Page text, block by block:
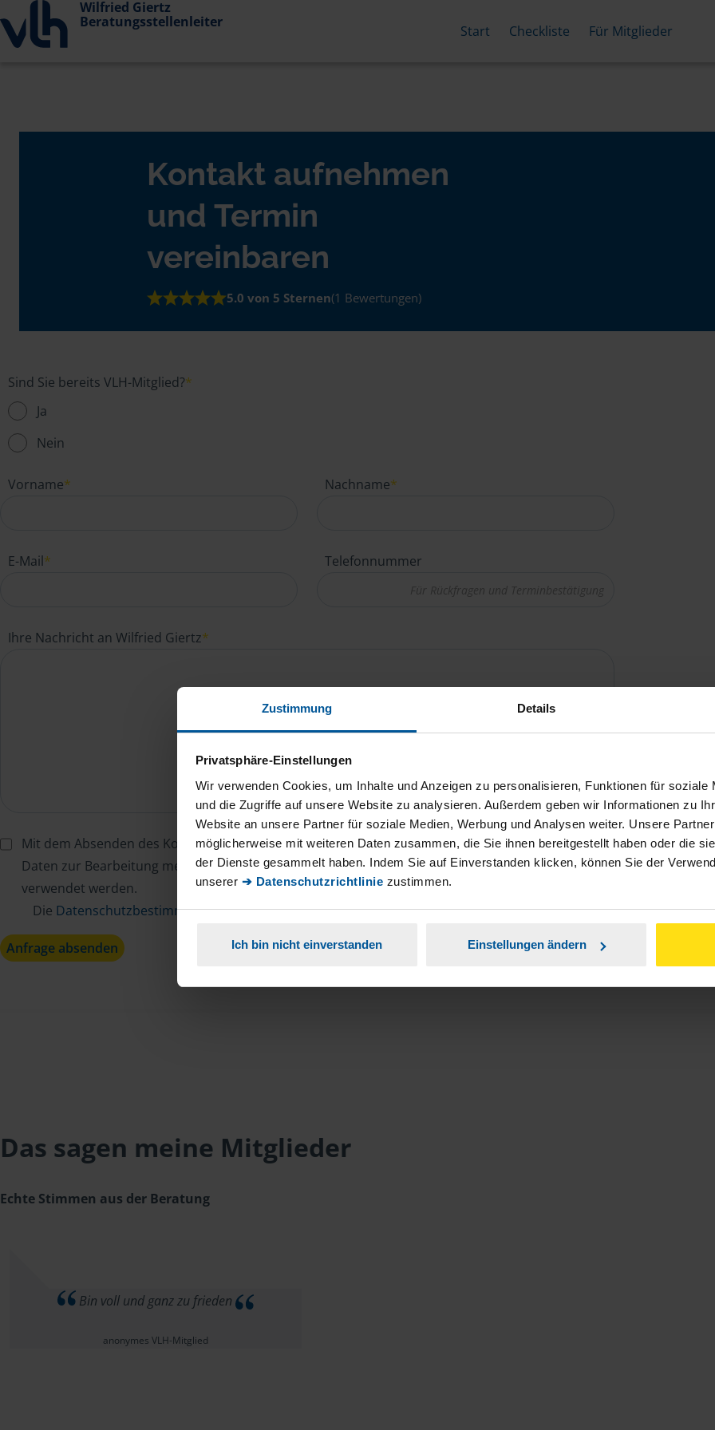
Zustimmung Details
Privatsphäre-Einstellungen
Wir verwenden Cookies, um Inhalte und Anzeigen zu personalisieren, Funktionen für soziale
und die Zugriffe auf unsere Website zu analysieren. Außerdem geben wir Informationen zu
Website an unsere Partner für soziale Medien, Werbung und Analysen weiter. Unsere
möglicherweise mit weiteren Daten zusammen, die Sie ihnen bereitgestellt haben oder die
der Dienste gesammelt haben. Indem Sie auf Einverstanden klicken, können Sie der
unserer ➔ Datenschutzrichtlinie zustimmen.
Ich bin nicht einverstanden Einstellungen ändern
Wilfried Giertz
Beratungsstellenleiter
Start Checkliste Für Mitglieder
Kontakt aufnehmen
und Termin
vereinbaren
5.0 von 5 Sternen(1 Bewertungen)
Sind Sie bereits VLH-Mitglied?*
Ja
Nein
Vorname* Nachname*
E-Mail* Telefonnummer
Ihre Nachricht an Wilfried Giertz*
Mit dem Absenden des Kontaktformulars erkläre ich mich damit einverstanden, dass meine
Daten zur Bearbeitung meines Anliegens sowie zur internen Analyse der Zugriffsquelle
verwendet werden.
Die Datenschutzbestimmungenhabe ich zur Kenntnis genommen.*
Anfrage absenden
Das sagen meine Mitglieder
Echte Stimmen aus der Beratung
Bin voll und ganz zu frieden
anonymes VLH-Mitglied